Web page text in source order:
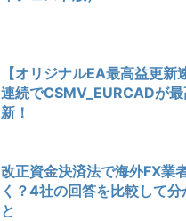
【オリジナルEA最高益更新
連続でCSMV_EURCADが
新！
改正資金決済法で海外FX業
く？4社の回答を比較して分
と